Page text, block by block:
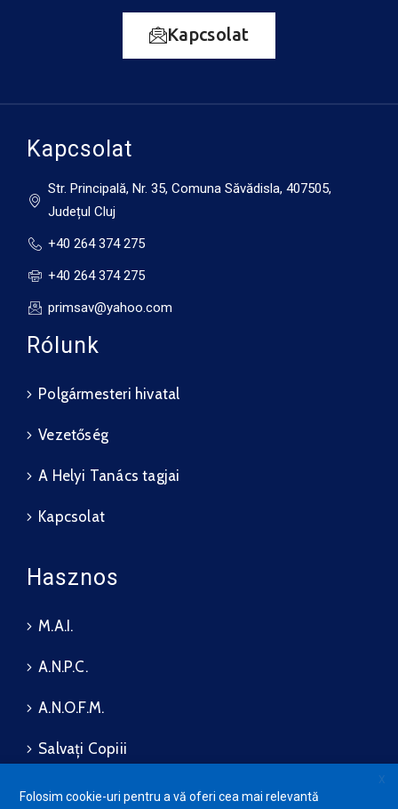
31°C 16°C
Kapcsolat
Kapcsolat
Str. Principală, Nr. 35, Comuna Săvădisla, 407505,
Județul Cluj
+40 264 374 275
+40 264 374 275
primsav@yahoo.com
Rólunk
Polgármesteri hivatal
Vezetőség
A Helyi Tanács tagjai
Kapcsolat
Hasznos
M.A.I.
A.N.P.C.
A.N.O.F.M.
Salvați Copiii
X
Folosim cookie-uri pentru a vă oferi cea mai relevantă